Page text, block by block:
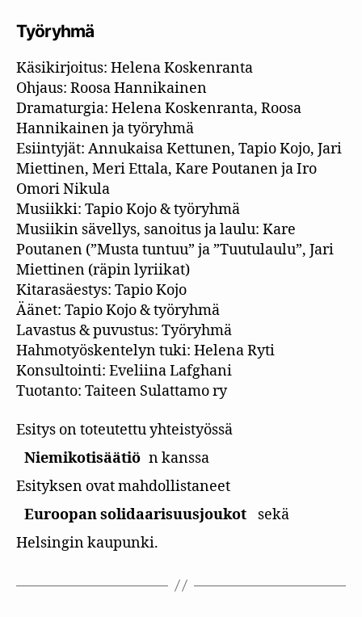
Työryhmä
Käsikirjoitus: Helena Koskenranta
Ohjaus: Roosa Hannikainen
Dramaturgia: Helena Koskenranta, Roosa
Hannikainen ja työryhmä
Esiintyjät: Annukaisa Kettunen, Tapio Kojo, Jari
Miettinen, Meri Ettala, Kare Poutanen ja Iro
Omori Nikula
Musiikki: Tapio Kojo & työryhmä
Musiikin sävellys, sanoitus ja laulu: Kare
Poutanen (”Musta tuntuu” ja ”Tuutulaulu”, Jari
Miettinen (räpin lyriikat)
Kitarasäestys: Tapio Kojo
Äänet: Tapio Kojo & työryhmä
Lavastus & puvustus: Työryhmä
Hahmotyöskentelyn tuki: Helena Ryti
Konsultointi: Eveliina Lafghani
Tuotanto: Taiteen Sulattamo ry
Esitys on toteutettu yhteistyössä
Niemikotisäätiö n kanssa
Esityksen ovat mahdollistaneet
Euroopan solidaarisuusjoukot
sekä
Helsingin kaupunki.